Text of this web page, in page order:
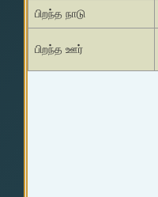
பிறந்த நாடு
பிறந்த ஊர்